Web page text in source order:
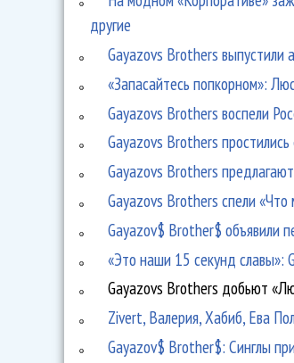
другие
Gayazovs Brothers выпустили
«Запасайтесь попкорном»:
Gayazovs Brothers воспели
Gayazovs Brothers
Gayazovs Brothers
Gayazovs Brothers спели
Gayazov$ Brother$ объявили
«Это наши 15 секунд славы»:
Gayazovs Brothers добьют
Zivert, Валерия, Хабиб, Ева
Gayazov$ Brother$: Синглы